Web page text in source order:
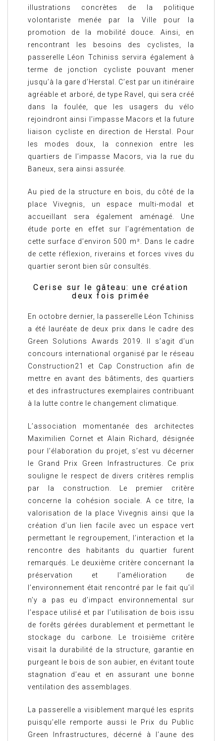
illustrations concrètes de la politique
volontariste menée par la Ville pour la
promotion de la mobilité douce. Ainsi, en
rencontrant les besoins des cyclistes, la
passerelle Léon Tchiniss servira également à
terme de jonction cycliste pouvant mener
jusqu’à la gare d’Herstal. C’est par un itinéraire
agréable et arboré, de type Ravel, qui sera créé
dans la foulée, que les usagers du vélo
rejoindront ainsi l’impasse Macors et la future
liaison cycliste en direction de Herstal. Pour
les modes doux, la connexion entre les
quartiers de l’impasse Macors, via la rue du
Baneux, sera ainsi assurée.
Au pied de la structure en bois, du côté de la
place Vivegnis, un espace multi-modal et
accueillant sera également aménagé. Une
étude porte en effet sur l’agrémentation de
cette surface d’environ 500 m². Dans le cadre
de cette réflexion, riverains et forces vives du
quartier seront bien sûr consultés.
Cerise sur le gâteau: une création
deux fois primée
En octobre dernier, la passerelle Léon Tchiniss
a été lauréate de deux prix dans le cadre des
Green Solutions Awards 2019. Il s’agit d’un
concours international organisé par le réseau
Construction21 et Cap Construction afin de
mettre en avant des bâtiments, des quartiers
et des infrastructures exemplaires contribuant
à la lutte contre le changement climatique.
L’association momentanée des architectes
Maximilien Cornet et Alain Richard, désignée
pour l’élaboration du projet, s’est vu décerner
le Grand Prix Green Infrastructures. Ce prix
souligne le respect de divers critères remplis
par la construction. Le premier critère
concerne la cohésion sociale. A ce titre, la
valorisation de la place Vivegnis ainsi que la
création d’un lien facile avec un espace vert
permettant le regroupement, l’interaction et la
rencontre des habitants du quartier furent
remarqués. Le deuxième critère concernant la
préservation et l’amélioration de
l’environnement était rencontré par le fait qu’il
n’y a pas eu d’impact environnemental sur
l’espace utilisé et par l’utilisation de bois issu
de forêts gérées durablement et permettant le
stockage du carbone. Le troisième critère
visait la durabilité de la structure, garantie en
purgeant le bois de son aubier, en évitant toute
stagnation d’eau et en assurant une bonne
ventilation des assemblages.
La passerelle a visiblement marqué les esprits
puisqu’elle remporte aussi le Prix du Public
Green Infrastructures, décerné à l’aune des